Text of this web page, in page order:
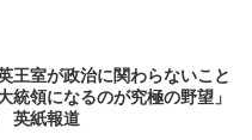
王室が政治に関わらないこと
領になるのが究極の野望」
英紙報道